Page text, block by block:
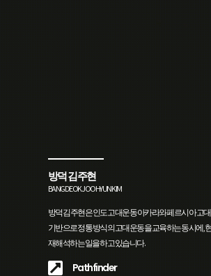
방덕 김주현
BANGDEOK JOOHYUN KIM
방덕 김주현은 인도 고대운동 아카라와 페르시아 고
기반으로 정통 방식의 고대운동을 교육하는 동시에,
재해석하는 일을 하고 있습니다.
Pathfinder